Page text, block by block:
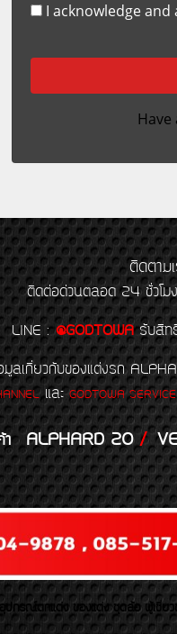
I acknowledge and
Have
ติดตามเ
ติดต่อด่วนตลอด 24 ชั่ว
LINE : @GODTOWA รับสิท
ลเกี่ยวกับของแต่งรถ
และ GODTOWA SERVICE
า ALPHARD 20/
กรณ์ตกแต่ง ของแต่ง ชุดล้อ ผู้เชี่ย